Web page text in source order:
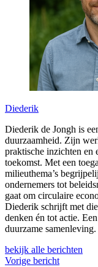
Diederik
Diederik de Jongh is
duurzaamheid. Zijn
praktische inzichten en
toekomst. Met een
milieuthema’s
ondernemers tot
gaat om circulaire
Diederik schrijft met
denken én tot actie.
duurzame samenleving.
bekijk alle berichten
Vorige bericht